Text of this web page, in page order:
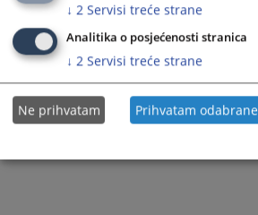
↓ 2 Servisi treće strane
Analitika o posjećenosti stranica
↓ 2 Servisi treće strane
Ne prihvatam Prihvatam odabrane